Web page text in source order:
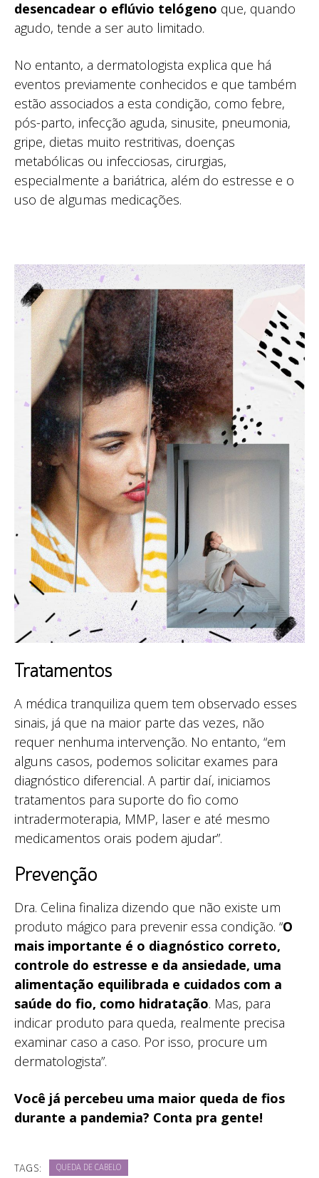
desencadear o eflúvio telógeno que, quando
agudo, tende a ser auto limitado.
No entanto, a dermatologista explica que há
eventos previamente conhecidos e que também
estão associados a esta condição, como febre,
pós-parto, infecção aguda, sinusite, pneumonia,
gripe, dietas muito restritivas, doenças
metabólicas ou infecciosas, cirurgias,
especialmente a bariátrica, além do estresse e o
uso de algumas medicações.
Tratamentos
A médica tranquiliza quem tem observado esses
sinais, já que na maior parte das vezes, não
requer nenhuma intervenção. No entanto, “em
alguns casos, podemos solicitar exames para
diagnóstico diferencial. A partir daí, iniciamos
tratamentos para suporte do fio como
intradermoterapia, MMP, laser e até mesmo
medicamentos orais podem ajudar”.
Prevenção
Dra. Celina finaliza dizendo que não existe um
produto mágico para prevenir essa condição. “O
mais importante é o diagnóstico correto,
controle do estresse e da ansiedade, uma
alimentação equilibrada e cuidados com a
saúde do fio, como hidratação. Mas, para
indicar produto para queda, realmente precisa
examinar caso a caso. Por isso, procure um
dermatologista”.
Você já percebeu uma maior queda de fios
durante a pandemia? Conta pra gente!
TAGS: QUEDA DE CABELO